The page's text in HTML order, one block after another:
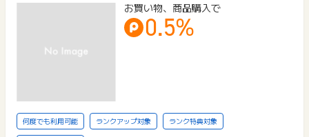
お買い物、商品購入で
0.5%
何度でも利用可能 ランクアップ対象 ランク特典対象